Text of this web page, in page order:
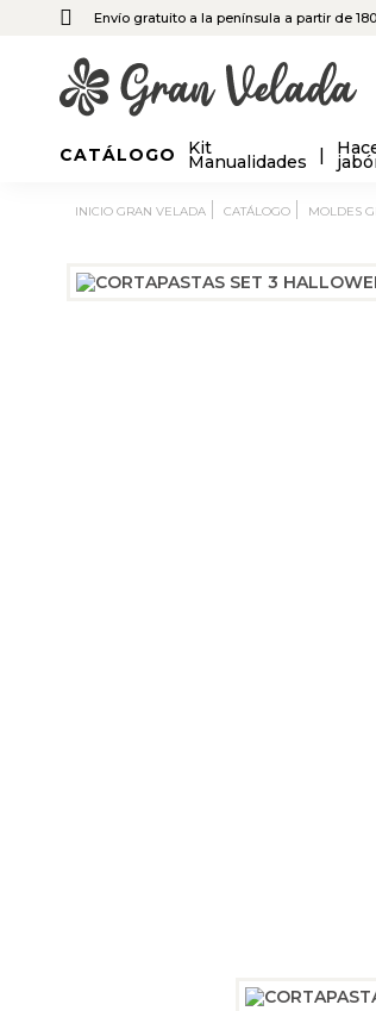
Envío gratuito a la península a partir de
CATÁLOGO Kit
Manualidades
INICIO GRAN VELADA CATÁLOGO MOLDES